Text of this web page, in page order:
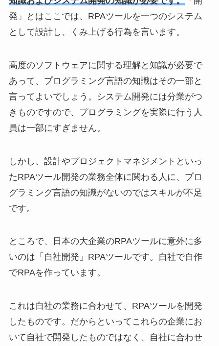
発」とはここでは、RPAツールを一つのシステム
として設計し、くみ上げる行為を言います。
高度のソフトウェアに関する理解と知識が必要で
あって、プログラミング言語の知識はその一部と
言ってよいでしょう。システム開発には分業がつ
きものですので、プログラミングを実際に行う人
員は一部にすぎません。
しかし、設計やプロジェクトマネジメントといっ
たRPAツール開発の業務全体に関わる人に、プロ
グラミング言語の知識がないのではスキルが不足
です。
ところで、日本の大企業のRPAツールに意外に多
いのは「自社開発」RPAツールです。自社で自作
でRPAを作っています。
これは自社の業務に合わせて、RPAツールを開発
したものです。だからといってこれらの企業にお
いて自社で開発したものではなく、自社に合わせ